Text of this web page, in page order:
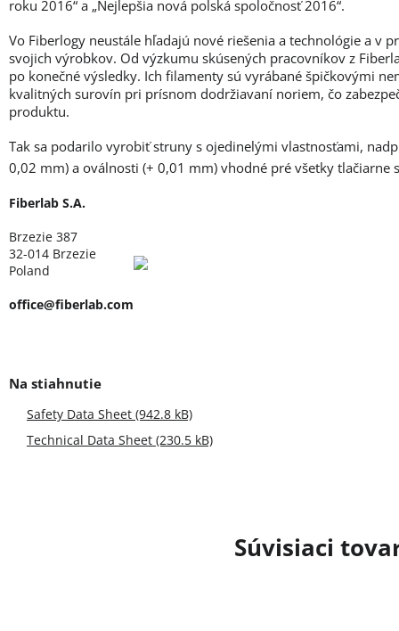
Súvisiaci
Safety Data Sheet (942.8 kB)
Technical Data Sheet (230.5 kB)
roku 2016“ a „Nejlepšia nová polská spoločnosť 2016“.
Vo Fiberlogy neustále hľadajú nové riešenia a technológie a v
svojich výrobkov. Od výzkumu skúsených pracovníkov z
po konečné výsledky. Ich filamenty sú vyrábané špičkovými
kvalitných surovín pri prísnom dodržiavaní noriem, čo
produktu.
Tak sa podarilo vyrobiť struny s ojedinelými vlastnosťami,
0,02 mm) a oválnosti (+ 0,01 mm) vhodné pré všetky tlačiarne
Fiberlab S.A.
Brzezie 387
32-014 Brzezie
Poland
office@fiberlab.com